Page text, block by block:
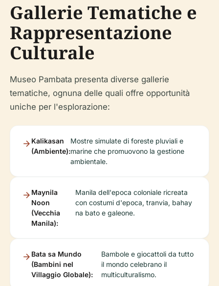
Gallerie Tematiche e
Rappresentazione
Culturale
Museo Pambata presenta diverse gallerie
tematiche, ognuna delle quali offre opportunità
uniche per l'esplorazione:
Kalikasan
(Ambiente):
Mostre simulate di foreste pluviali e
marine che promuovono la gestione
ambientale.
Maynila
Noon
(Vecchia
Manila):
Manila dell'epoca coloniale ricreata
con costumi d'epoca, tranvia, bahay
na bato e galeone.
Bata sa Mundo
(Bambini nel
Villaggio Globale):
Bambole e giocattoli da tutto
il mondo celebrano il
multiculturalismo.